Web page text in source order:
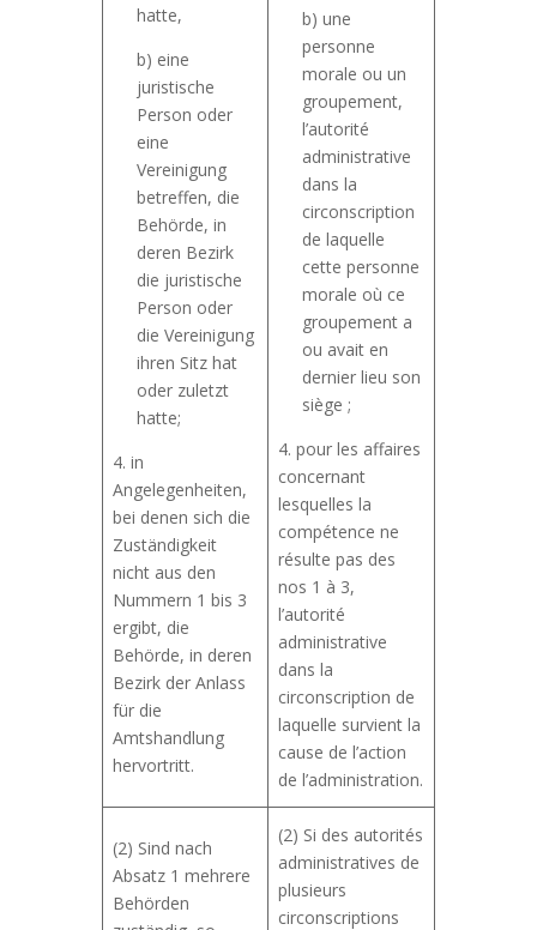
hatte,
b) eine
juristische
Person oder
eine
Vereinigung
betreffen, die
Behörde, in
deren Bezirk
die juristische
Person oder
die Vereinigung
ihren Sitz hat
oder zuletzt
hatte;
4. in
Angelegenheiten,
bei denen sich die
Zuständigkeit
nicht aus den
Nummern 1 bis 3
ergibt, die
Behörde, in deren
Bezirk der Anlass
für die
Amtshandlung
hervortritt.
b) une
personne
morale ou un
groupement,
l’autorité
administrative
dans la
circonscription
de laquelle
cette personne
morale où ce
groupement a
ou avait en
dernier lieu son
siège ;
4. pour les affaires
concernant
lesquelles la
compétence ne
résulte pas des
nos 1 à 3,
l’autorité
administrative
dans la
circonscription de
laquelle survient la
cause de l’action
de l’administration.
(2) Sind nach
Absatz 1 mehrere
Behörden
(2) Si des autorités
administratives de
plusieurs
circonscriptions